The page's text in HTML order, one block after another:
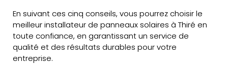
En suivant ces cinq conseils, vous pourrez choisir le
meilleur installateur de panneaux solaires à Thiré en
toute confiance, en garantissant un service de
qualité et des résultats durables pour votre
entreprise.